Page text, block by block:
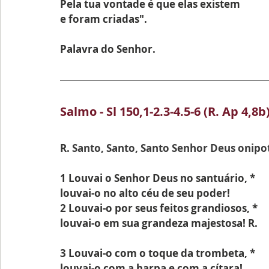
Pela tua vontade é que elas existem
e foram criadas".
Palavra do Senhor.
Salmo - Sl 150,1-2.3-4.5-6 (R. Ap 4,8b)
R. Santo, Santo, Santo Senhor Deus
1 Louvai o Senhor Deus no santuário, *
louvai-o no alto céu de seu poder!
2 Louvai-o por seus feitos grandiosos, *
louvai-o em sua grandeza majestosa! R.
3 Louvai-o com o toque da trombeta, *